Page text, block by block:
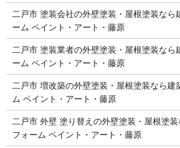
二戸市 塗装会社の外壁塗装・屋根塗装なら
ーム ペイント・アート・藤原
二戸市 塗装業者の外壁塗装・屋根塗装なら
ーム ペイント・アート・藤原
二戸市 増改築の外壁塗装・屋根塗装なら建
ム ペイント・アート・藤原
二戸市 外壁 塗り替えの外壁塗装・屋根塗
フォーム ペイント・アート・藤原